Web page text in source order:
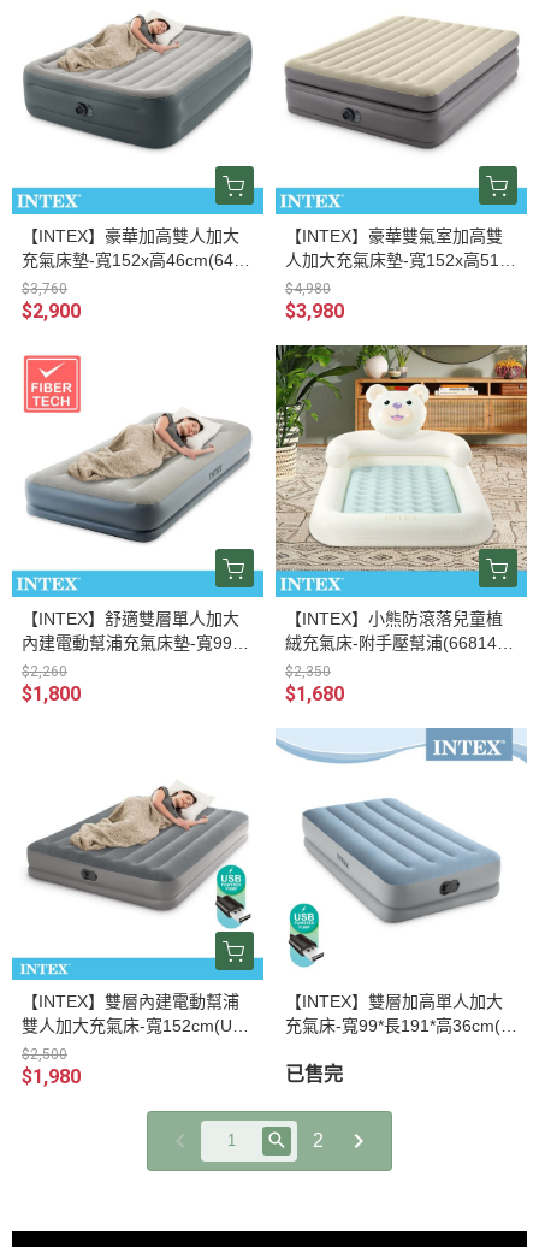
【INTEX】豪華加高雙人加大
充氣床墊-寬152x高46cm(6412
5ED) 15020271
$3,760
$2,900
【INTEX】豪華雙氣室加高雙
人加大充氣床墊-寬152x高51c
m(64163ED) 15020281
$4,980
$3,980
【INTEX】舒適雙層單人加大
內建電動幫浦充氣床墊-寬99c
m-有頭枕(64115ED) 1502021
0
$2,260
$1,800
【INTEX】小熊防滾落兒童植
絨充氣床-附手壓幫浦(66814) 1
5010020
$2,350
$1,680
【INTEX】雙層內建電動幫浦
雙人加大充氣床-寬152cm(USB
電源)(64114) 15020380
$2,500
$1,980
【INTEX】雙層加高單人加大
充氣床-寬99*長191*高36cm(U
已售完
2